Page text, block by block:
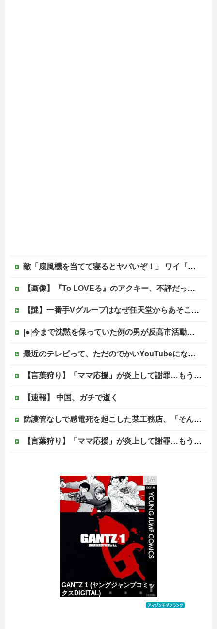
敵「扇風機を当てて寝るとヤバいぞ！」 ワイ「大丈夫やろｗｗｗ」扇風機ポチー
【画像】『To LOVEる』のアクキー、不評だった理由が明確すぎる
【謎】一番手Vグループはなぜ任天堂からあそこまで寵愛されるんだ？
|●|今まで沈黙を保っていた例の男が反高市活動を再開した模様、財務省を手を組んでの返り咲きが狙いか？
最近のテレビって、ただのでかいYouTubeになりつつあるよな他
【言葉狩り】「ママ応援」が炎上して謝罪…もう何も言えない
【速報】 中国、ガチで逝く
防護管なしで感電死を起こした某工務店、「そんな危険な現場お断りしますわ!と断って正解やったわ」と業者が業界事情を告白
【言葉狩り】「ママ応援」が炎上して謝罪…もう何も言えない
海外「同じ髪の長さでも女子はボーイッシュ、男子は女っぽい扱いになる」呼び名が逆転する境界線あるある…？
松のや「ママ応援企画」がなぜ許されない？「窮屈な世の中」に住む不幸、「尊重し合える社会」は遠ざかる一方
【移民政策反対】イオンの売り場で唐揚げを食う中国人の子供
1位
GANTZ 1 (ヤングジャンプコミッ
クスDIGITAL)
価格：¥100